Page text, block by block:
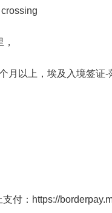
月以上，埃及入境签证-
付：https://